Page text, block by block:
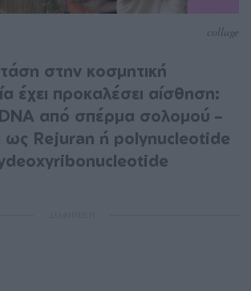
collage
στην κοσμητική
έχει προκαλέσει αίσθηση:
DNA από σπέρμα σολομού –
ως Rejuran ή polynucleotide